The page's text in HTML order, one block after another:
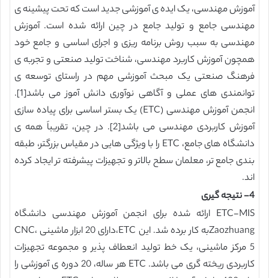
آموزش مهندسی، یک ایده ی آموزشی جدید است که تحت پیشینه ی
مهندسی جامع و تولید جامع در چین ارائه شده است. آموزش
مهندسی به سبب روش برنامه ریزی و اجرای اساسی و جامع خود
همچون آموزش کاربرد مهندسی، شناخت تولید صنعتی و تجربه ی
فرهنگ صنعتی یک مبحث آموزشی مهم در راستای توسعه ی
توانمندی های عملی و آگاهی نوآوری دانش آموز می باشد[1].
انجمن آموزش مهندسی (ETC) یک بستر اساسی برای پیاده سازی
آموزش کاربردی مهندسی می باشد[2]. در چین، تقریباَ همه ی
دانشگاه های جامع، ETC را با ویژگی هایی در مقیاس بزرگتر، طبقه
بندی جامع تر، معلمان سطح بالاتر و تجهیزات پیشرفته تر ایجاد کرده
اند.
4- نتیجه گیری
ETC-MIS ارائه شده برای انجمن آموزش مهندسی دانشگاه
Zaozhuangبه کار برده شد. این ETC،دارای 20 ابزار ماشینی CNC،
5 مرکز ماشینی، یک خط تولید انعطاف پذیر و مجموعه تجهیزات
کاربردی ریخته گری می باشد. ETC هر ساله، 20 دوره ی آموزشی را